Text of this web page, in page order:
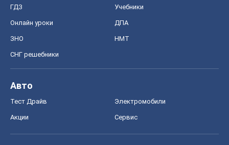
ГДЗ Учебники
Онлайн уроки ДПА
ЗНО НМТ
СНГ решебники
Авто
Тест Драйв Электромобили
Акции Сервис